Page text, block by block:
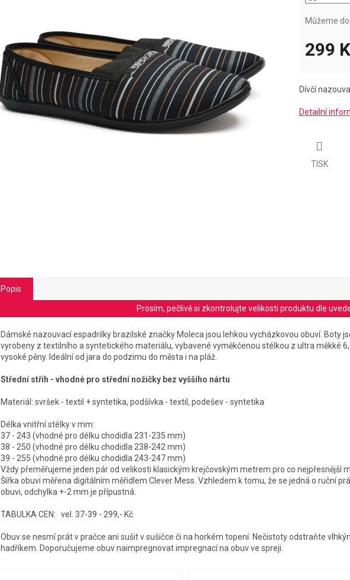
Můžeme
299
Dívčí
Detailní
TISK
Popis
Prosím, pečlivě si zkontrolujte velikosti produktu dle
Dámské nazouvací espadrilky brazilské značky Moleca jsou lehkou vycházkovou obuví. Boty
vyrobeny z textilního a syntetického materiálu, vybavené vyměkčenou stélkou z ultra měkké
vysoké pěny. Ideální od jara do podzimu do města i na pláž.
Střední střih - vhodné pro střední nožičky bez vyššího nártu
Materiál: svršek - textil + syntetika, podšívka - textil, podešev - syntetika
Délka vnitřní stélky v mm:
37 - 243 (vhodné pro délku chodidla 231-235 mm)
38 - 250 (vhodné pro délku chodidla 238-242 mm)
39 - 255 (vhodné pro délku chodidla 243-247 mm)
Vždy přeměřujeme jeden pár od velikosti klasickým krejčovským metrem pro co nejpřesnější
Šířka obuvi měřena digitálním měřidlem Clever Mess. Vzhledem k tomu, že se jedná o ruční
obuvi, odchylka +-2 mm je přípustná.
TABULKA CEN: vel. 37-39 - 299,- Kč
Obuv se nesmí prát v pračce ani sušit v sušičce či na horkém topení. Nečistoty odstraňte
hadříkem. Doporučujeme obuv naimpregnovat impregnací na obuv ve spreji.